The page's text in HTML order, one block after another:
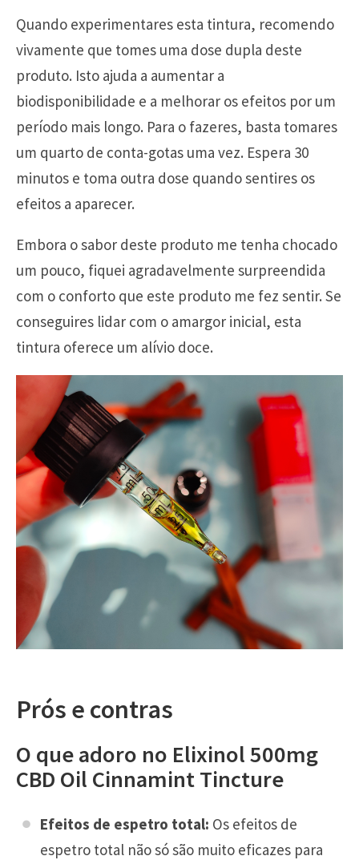
Quando experimentares esta tintura, recomendo
vivamente que tomes uma dose dupla deste
produto. Isto ajuda a aumentar a
biodisponibilidade e a melhorar os efeitos por um
período mais longo. Para o fazeres, basta tomares
um quarto de conta-gotas uma vez. Espera 30
minutos e toma outra dose quando sentires os
efeitos a aparecer.
Embora o sabor deste produto me tenha chocado
um pouco, fiquei agradavelmente surpreendida
com o conforto que este produto me fez sentir. Se
conseguires lidar com o amargor inicial, esta
tintura oferece um alívio doce.
Prós e contras
O que adoro no Elixinol 500mg
CBD Oil Cinnamint Tincture
Efeitos de espetro total: Os efeitos de
espetro total não só são muito eficazes para